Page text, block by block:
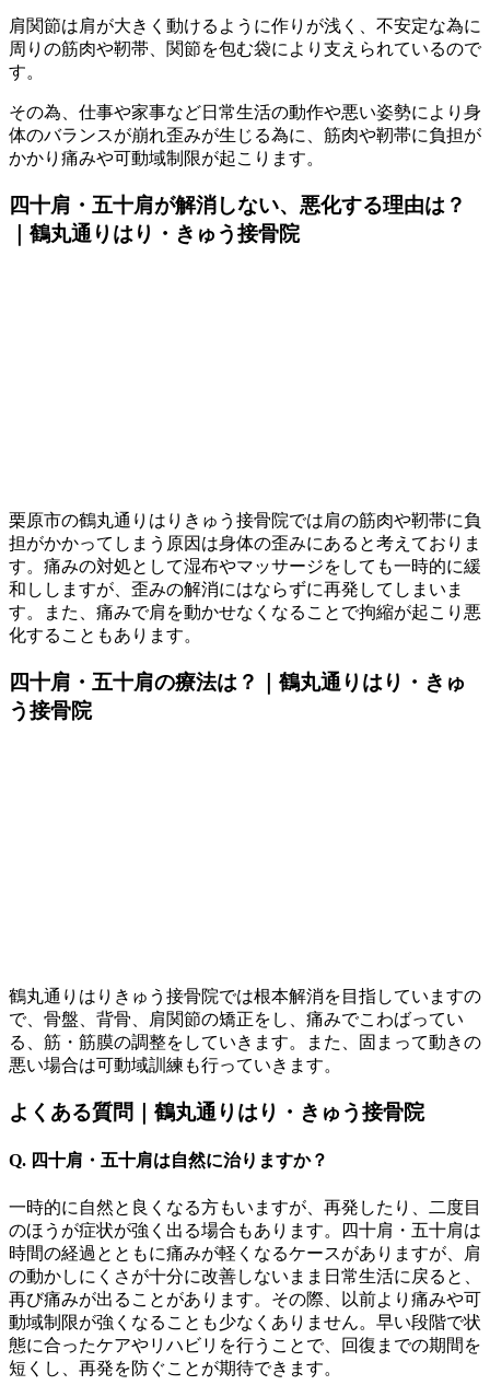
肩関節は肩が大きく動けるように作りが浅く、不安定な為に
周りの筋肉や靭帯、関節を包む袋により支えられているので
す。
その為、仕事や家事など日常生活の動作や悪い姿勢により身
体のバランスが崩れ歪みが生じる為に、筋肉や靭帯に負担が
かかり痛みや可動域制限が起こります。
四十肩・五十肩が解消しない、悪化する理由は？
｜鶴丸通りはり・きゅう接骨院
栗原市の鶴丸通りはりきゅう接骨院では肩の筋肉や靭帯に負
担がかかってしまう原因は身体の歪みにあると考えておりま
す。痛みの対処として湿布やマッサージをしても一時的に緩
和ししますが、歪みの解消にはならずに再発してしまいま
す。また、痛みで肩を動かせなくなることで拘縮が起こり悪
化することもあります。
四十肩・五十肩の療法は？｜鶴丸通りはり・きゅ
う接骨院
鶴丸通りはりきゅう接骨院では根本解消を目指していますの
で、骨盤、背骨、肩関節の矯正をし、痛みでこわばってい
る、筋・筋膜の調整をしていきます。また、固まって動きの
悪い場合は可動域訓練も行っていきます。
よくある質問｜鶴丸通りはり・きゅう接骨院
Q. 四十肩・五十肩は自然に治りますか？
一時的に自然と良くなる方もいますが、再発したり、二度目
のほうが症状が強く出る場合もあります。四十肩・五十肩は
時間の経過とともに痛みが軽くなるケースがありますが、肩
の動かしにくさが十分に改善しないまま日常生活に戻ると、
再び痛みが出ることがあります。その際、以前より痛みや可
動域制限が強くなることも少なくありません。早い段階で状
態に合ったケアやリハビリを行うことで、回復までの期間を
短くし、再発を防ぐことが期待できます。